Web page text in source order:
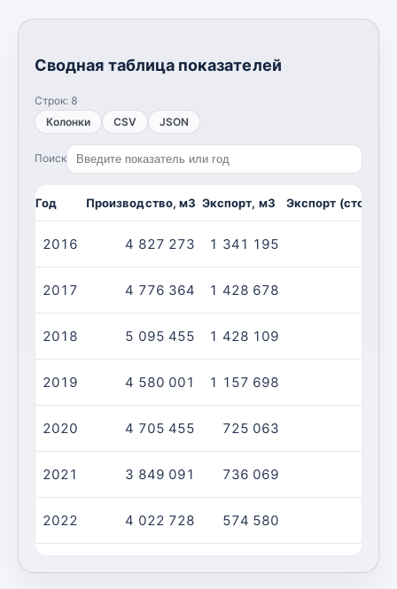
Сводная таблица показателей
Строк: 8
Колонки
CSV JSON
Поиск
Год Производство, м3 Экспорт, м3 Экспорт
2016 4 827 273 1 341 195
2017 4 776 364 1 428 678
2018 5 095 455 1 428 109
2019 4 580 001 1 157 698
2020 4 705 455 725 063
2021 3 849 091 736 069
2022 4 022 728 574 580